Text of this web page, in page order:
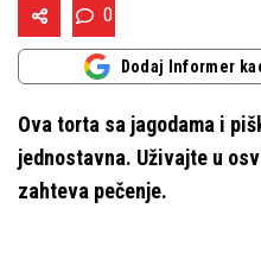
0
Dodaj Informer
Ova torta sa jagodama i
jednostavna. Uživajte u
zahteva pečenje.